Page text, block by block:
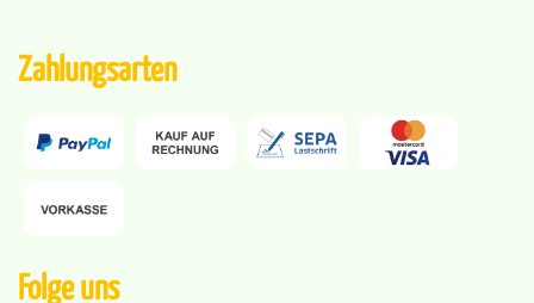
Zahlungsarten
Folge uns